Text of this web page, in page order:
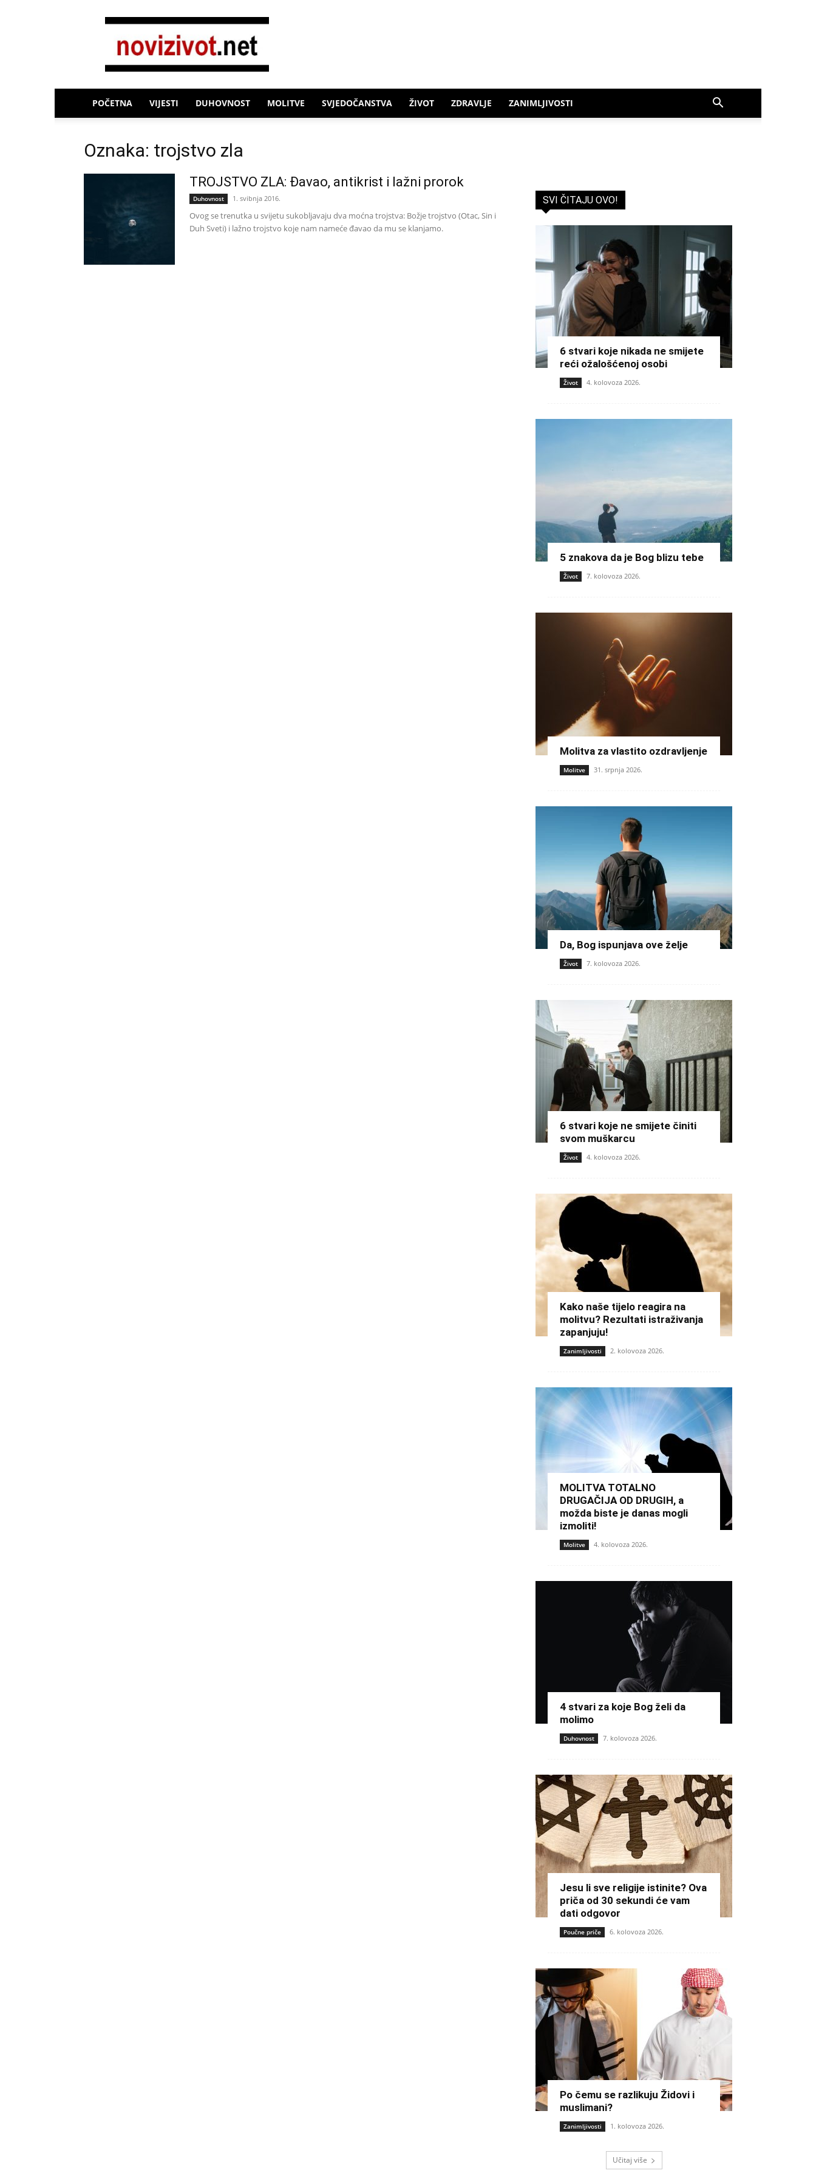
Novi
POČETNA VIJESTI DUHOVNOST MOLITVE SVJEDOČANSTVA ŽIVOT ZDRAVLJE ZANIMLJIVOSTI
Oznaka: trojstvo zla
TROJSTVO ZLA: Đavao, antikrist i lažni prorok
Duhovnost 1. svibnja 2016.
Ovog se trenutka u svijetu sukobljavaju dva moćna trojstva: Božje trojstvo (Otac, Sin i
Duh Sveti) i lažno trojstvo koje nam nameće đavao da mu se klanjamo.
SVI ČITAJU OVO!
6 stvari koje nikada ne smijete
reći ožalošćenoj osobi
Život 4. kolovoza 2026.
5 znakova da je Bog blizu tebe
Život 7. kolovoza 2026.
Molitva za vlastito ozdravljenje
Molitve 31. srpnja 2026.
Da, Bog ispunjava ove želje
Život 7. kolovoza 2026.
6 stvari koje ne smijete činiti
svom muškarcu
Život 4. kolovoza 2026.
Kako naše tijelo reagira na
molitvu? Rezultati istraživanja
zapanjuju!
Zanimljivosti 2. kolovoza 2026.
MOLITVA TOTALNO
DRUGAČIJA OD DRUGIH, a
možda biste je danas mogli
izmoliti!
Molitve 4. kolovoza 2026.
4 stvari za koje Bog želi da
molimo
Duhovnost 7. kolovoza 2026.
Jesu li sve religije istinite? Ova
priča od 30 sekundi će vam
dati odgovor
Poučne priče 6. kolovoza 2026.
Po čemu se razlikuju Židovi i
muslimani?
Zanimljivosti 1. kolovoza 2026.
Učitaj više